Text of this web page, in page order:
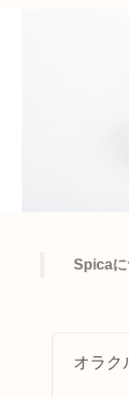
Spicaに
オラク